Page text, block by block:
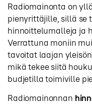
Radiomainonta on
pienyrittäjille, sillä se
hinnoittelumalleja ja
Verrattuna moniin
tavoitat laajan
mikä tekee siitä
budjetilla toimiville
Radiomainonnan